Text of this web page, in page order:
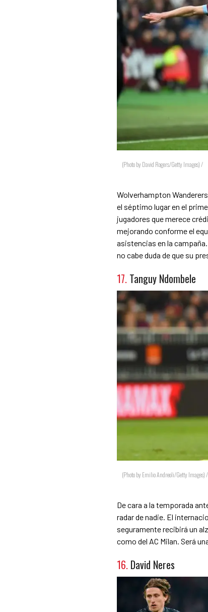
(Photo by David Rogers/Getty Images) /
Wolverhampton
el séptimo lugar en el
jugadores que merece
mejorando conforme el
asistencias en la
no cabe duda de que su
17. Tanguy Ndombele
(Photo by Emilio Andreoli/Getty Images) /
De cara a la temporada
radar de nadie. El
seguramente recibirá un
como del AC Milan. Será
16. David Neres